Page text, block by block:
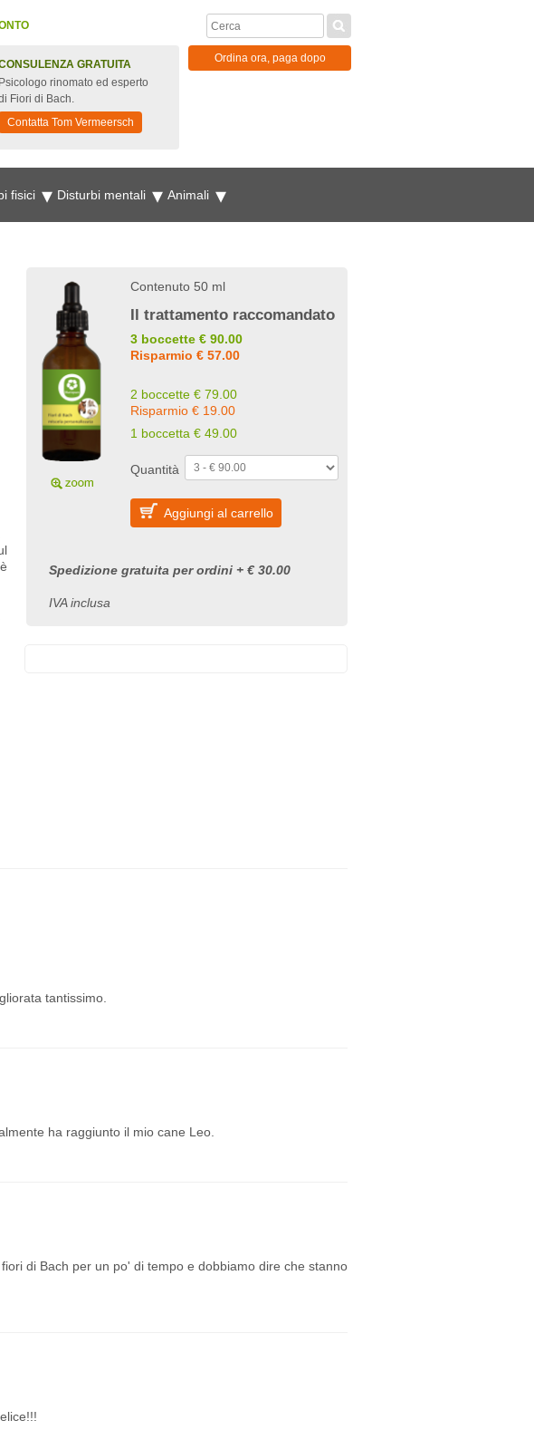
GRATUITA
Psicologo rinomato ed esperto
Fiori di Bach.
Contatta Tom Vermeersch
Ordina ora, paga dopo
fisici Disturbi mentali Animali
Contenuto 50 ml
Il trattamento raccomandato
3 boccette € 90.00
Risparmio € 57.00
2 boccette € 79.00
Risparmio € 19.00
1 boccetta € 49.00
Quantità
Aggiungi al carrello
Spedizione gratuita per ordini + € 30.00
IVA inclusa
tantissimo.
ha raggiunto il mio cane Leo.
di Bach per un po' di tempo e dobbiamo dire che stanno